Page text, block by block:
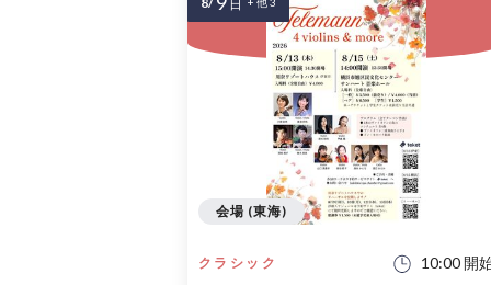
クラシック 10:00 開
会場 (東海)
日 + 他 3